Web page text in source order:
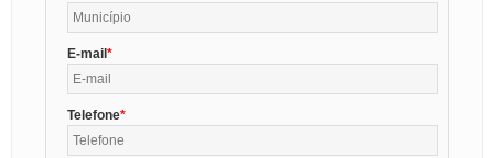
E-mail
Telefone